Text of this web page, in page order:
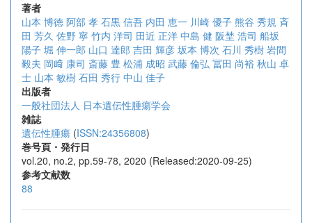
著者
山本 博徳 阿部 孝 石黒 信吾 内田 恵一 川崎 優子 熊谷 秀規 斉
田 芳久 佐野 寧 竹内 洋司 田近 正洋 中島 健 阪埜 浩司 船坂
陽子 堀 伸一郎 山口 達郎 吉田 輝彦 坂本 博次 石川 秀樹 岩間
毅夫 岡﨑 康司 斎藤 豊 松浦 成昭 武藤 倫弘 冨田 尚裕 秋山 卓
士 山本 敏樹 石田 秀行 中山 佳子
出版者
一般社団法人 日本遺伝性腫瘍学会
雑誌
遺伝性腫瘍 (ISSN:24356808)
巻号頁・発行日
vol.20, no.2, pp.59-78, 2020 (Released:2020-09-25)
参考文献数
88